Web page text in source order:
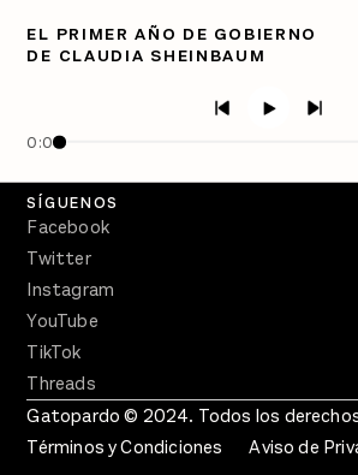
EL PRIMER AÑO DE GOBIERNO
DE CLAUDIA SHEINBAUM
0:00
PÓDCASTS
Crecer en Distopía
SÍGUENOS
Facebook
Twitter
Instagram
YouTube
TikTok
Threads
Gatopardo © 2024. Todos los
Términos y Condiciones
Aviso de